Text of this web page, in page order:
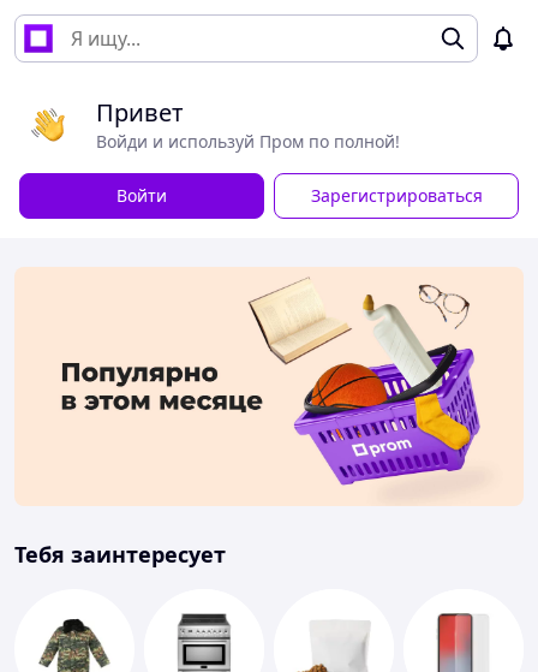
Привет
Войди и используй Пром по полной!
Войти Зарегистрироваться
Тебя заинтересует